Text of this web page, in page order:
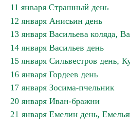
11 января Страшный день
12 января Анисьин день
13 января Васильева коляда,
14 января Васильев день
15 января Сильвестров день,
16 января Гордеев день
17 января Зосима-пчельник
20 января Иван-бражни
21 января Емелин день,